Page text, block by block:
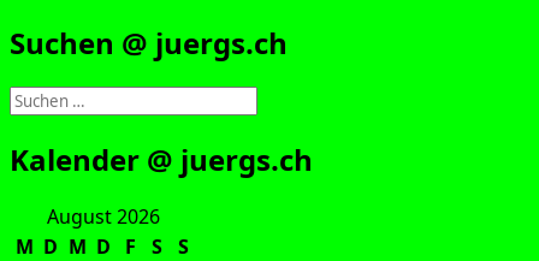
Suchen @ juergs.ch
Suchen
nach:
Kalender @ juergs.ch
August 2026
M D M D F S
S